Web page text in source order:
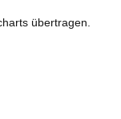
übertragen.